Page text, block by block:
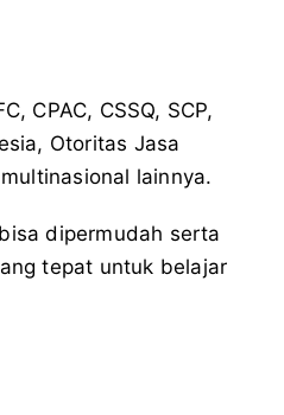
CPAC, CSSQ, SCP,
Otoritas Jasa
lainnya.
dipermudah serta
tepat untuk belajar